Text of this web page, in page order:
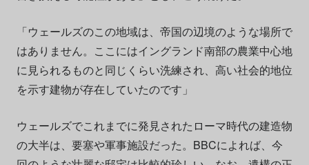
「ウェールズのこの地域は、帝国の辺境のような場所で
はありません。ここにはイングランド南部の農業中心地
に見られるものと同じくらい洗練され、高い社会的地位
を示す建物が存在していたのです」
ウェールズでこれまでに発見されたローマ時代の建造物
の大半は、要塞や軍事施設だった。BBCによれば、今